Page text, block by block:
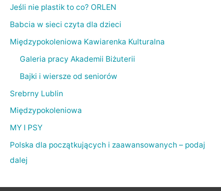
Jeśli nie plastik to co? ORLEN
Babcia w sieci czyta dla dzieci
Międzypokoleniowa Kawiarenka Kulturalna
Galeria pracy Akademii Biżuterii
Bajki i wiersze od seniorów
Srebrny Lublin
Międzypokoleniowa
MY I PSY
Polska dla początkujących i zaawansowanych – podaj
dalej